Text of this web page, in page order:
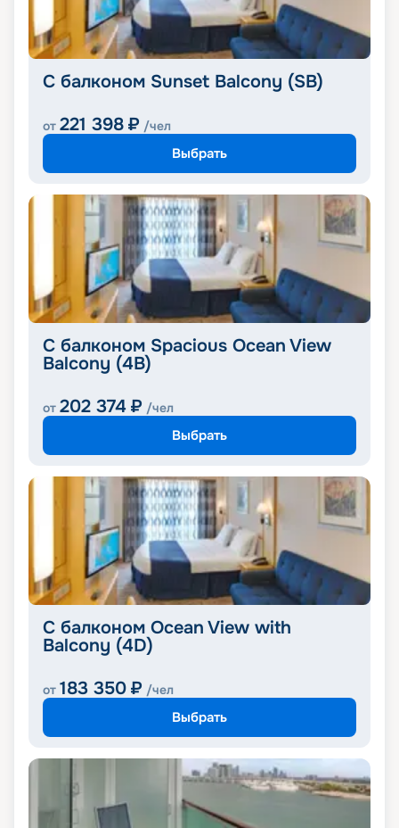
С балконом Sunset Balcony (SB)
от 221 398 ₽ /чел
Выбрать
С балконом Spacious Ocean View
Balcony (4B)
от 202 374 ₽ /чел
Выбрать
С балконом Ocean View with
Balcony (4D)
от 183 350 ₽ /чел
Выбрать